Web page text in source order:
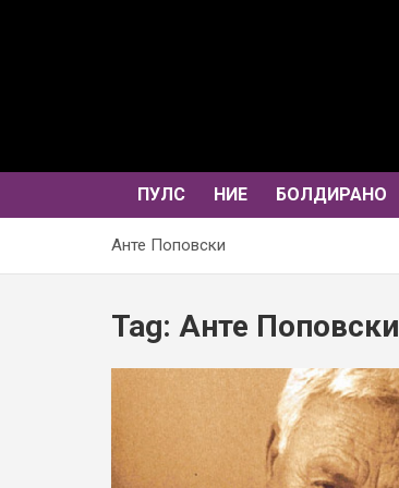
ПУЛС НИЕ БОЛДИРАНО
Анте Поповски
Tag: Анте Поповски